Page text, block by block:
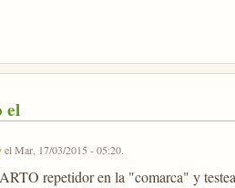
el
elMar, 17/03/2015 - 05:20.
repetidor en la "comarca" y